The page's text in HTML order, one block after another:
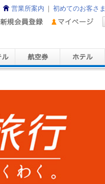
営業所案内 初めてのお客さま